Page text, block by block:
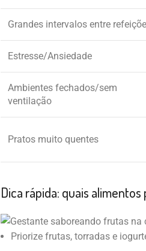
Grandes intervalos entre
Estresse/Ansiedade
Ambientes fechados/sem
ventilação
Pratos muito quentes
Dica rápida: quais
Priorize frutas, torradas e